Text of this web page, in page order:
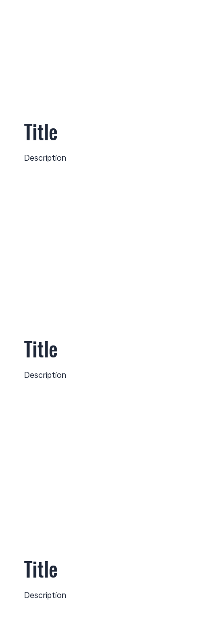
Title
Description
Title
Description
Title
Description